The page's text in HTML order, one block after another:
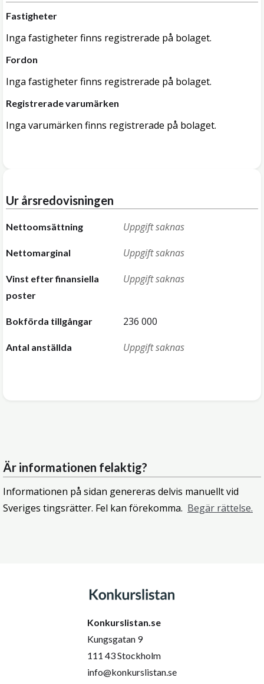
Fastigheter
Inga fastigheter finns registrerade på bolaget.
Fordon
Inga fastigheter finns registrerade på bolaget.
Registrerade varumärken
Inga varumärken finns registrerade på bolaget.
Ur årsredovisningen
Nettoomsättning Uppgift saknas
Nettomarginal Uppgift saknas
Vinst efter finansiella
poster
Uppgift saknas
Bokförda tillgångar 236 000
Antal anställda Uppgift saknas
Är informationen felaktig?
Informationen på sidan genereras delvis manuellt vid
Sveriges tingsrätter. Fel kan förekomma. Begär rättelse.
Konkurslistan.se
Kungsgatan 9
111 43 Stockholm
info@konkurslistan.se